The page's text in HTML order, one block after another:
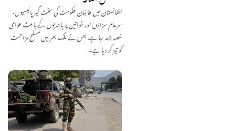
افغانستان میں طالبان حکومت کی سخت گیر پالیسیوں،
سرعام سزاؤں اور خواتین پر پابندیوں کے باعث عوامی
غصہ بڑھ رہا ہے، جس نے ملک بھر میں مسلح مزاحمت
کو تیز کر دیا ہے۔